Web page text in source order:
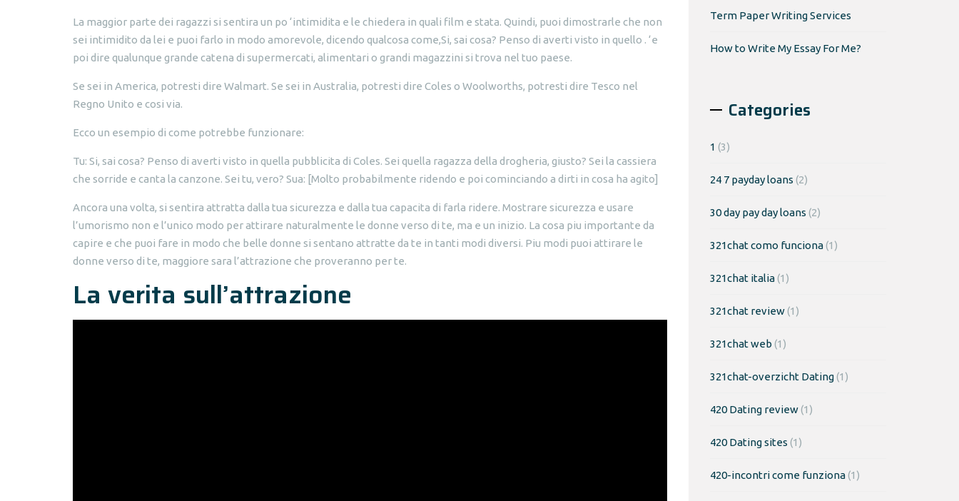
La maggior parte dei ragazzi si sentira un po ‘intimidita e le chiedera in quali film e stata. Quindi, puoi dimostrarle che non
sei intimidito da lei e puoi farlo in modo amorevole, dicendo qualcosa come,Si, sai cosa? Penso di averti visto in quello . ‘e
poi dire qualunque grande catena di supermercati, alimentari o grandi magazzini si trova nel tuo paese.
Se sei in America, potresti dire Walmart. Se sei in Australia, potresti dire Coles o Woolworths, potresti dire Tesco nel
Regno Unito e cosi via.
Ecco un esempio di come potrebbe funzionare:
Tu: Si, sai cosa? Penso di averti visto in quella pubblicita di Coles. Sei quella ragazza della drogheria, giusto? Sei la cassiera
che sorride e canta la canzone. Sei tu, vero? Sua: [Molto probabilmente ridendo e poi cominciando a dirti in cosa ha agito]
Ancora una volta, si sentira attratta dalla tua sicurezza e dalla tua capacita di farla ridere. Mostrare sicurezza e usare
l’umorismo non e l’unico modo per attirare naturalmente le donne verso di te, ma e un inizio. La cosa piu importante da
capire e che puoi fare in modo che belle donne si sentano attratte da te in tanti modi diversi. Piu modi puoi attirare le
donne verso di te, maggiore sara l’attrazione che proveranno per te.
La verita sull’attrazione
Term Paper Writing Services
How to Write My Essay For Me?
Categories
1 (3)
24 7 payday loans (2)
30 day pay day loans (2)
321chat como funciona(1)
321chat italia(1)
321chat review(1)
321chat web (1)
321chat-overzicht Dating(1)
420 Dating review(1)
420 Dating sites (1)
420-incontri come funziona(1)